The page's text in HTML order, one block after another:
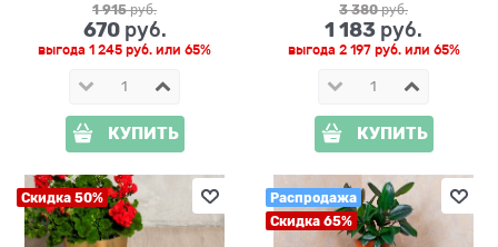
1 915 руб.
670 руб.
выгода 1 245 руб. или 65%
КУПИТЬ
3 380 руб.
1 183 руб.
выгода 2 197 руб.или 65%
КУПИТЬ
Скидка 50%
Распродажа
Скидка 65%